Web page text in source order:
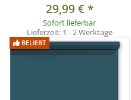
Lieferumfang
1x Hintergrundkarton 0,7 x
29,99 €*
Sofort lieferbar
Lieferzeit: 1 - 2 Werktage
BELIEBT